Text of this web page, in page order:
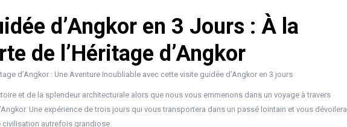
d’Angkor en 3 Jours : À la
de l’Héritage d’Angkor
d’Angkor : Une Aventure Inoubliable avec cette visite guidée d’Angkor en 3 jours
et de la splendeur architecturale alors que nous vous emmenons dans un voyage à travers
Une expérience de trois jours qui vous transportera dans un passé lointain et vous dévoilera
civilisation autrefois grandiose.